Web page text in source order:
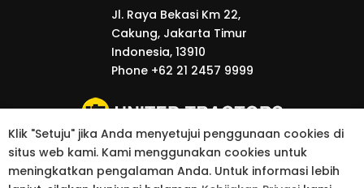
Klik "Setuju" jika Anda menyetujui penggunaan cookies di
situs web kami. Kami menggunakan cookies untuk
meningkatkan pengalaman Anda. Untuk informasi lebih
Jl. Raya Bekasi Km 22,
Cakung, Jakarta Timur
Indonesia, 13910
Phone +62 21 2457 9999
© 2026 United Tractors all right reserved.
kebijakan Privasi Kontak